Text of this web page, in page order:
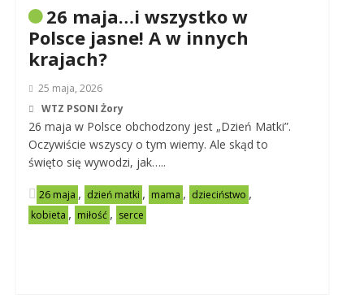
26 maja…i wszystko w
Polsce jasne! A w innych
krajach?
25 maja, 2026
WTZ PSONI Żory
26 maja w Polsce obchodzony jest „Dzień Matki”.
Oczywiście wszyscy o tym wiemy. Ale skąd to
święto się wywodzi, jak…..
26 maja , dzień matki , mama , dzieciństwo ,
kobieta , miłość , serce